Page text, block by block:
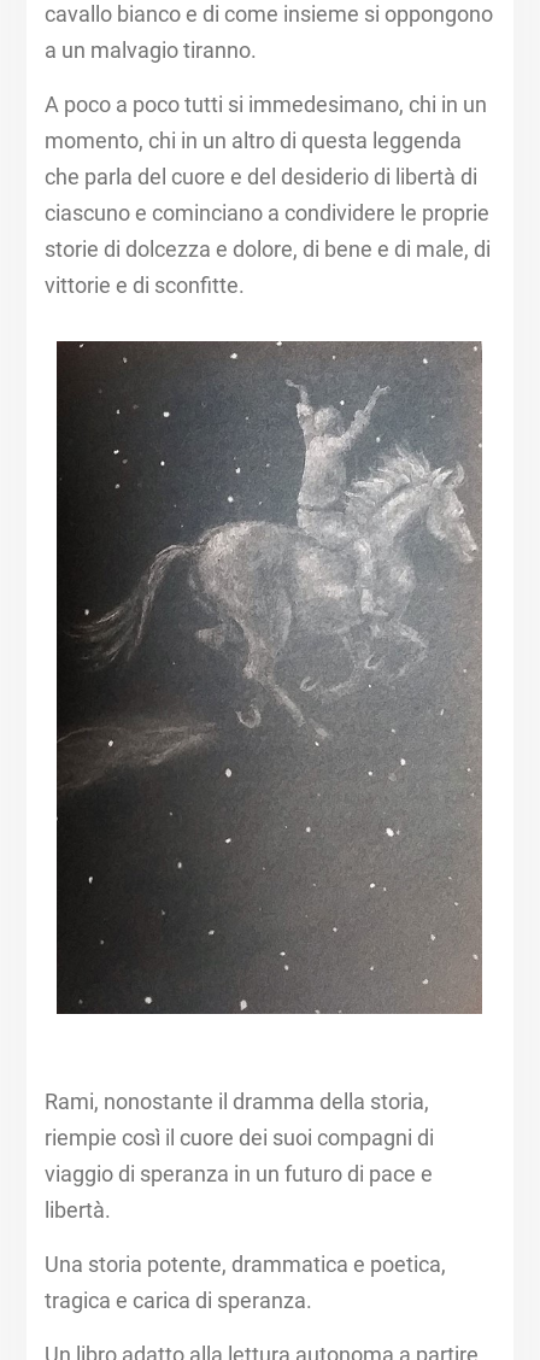
cavallo bianco e di come insieme si oppongono
a un malvagio tiranno.
A poco a poco tutti si immedesimano, chi in un
momento, chi in un altro di questa leggenda
che parla del cuore e del desiderio di libertà di
ciascuno e cominciano a condividere le proprie
storie di dolcezza e dolore, di bene e di male, di
vittorie e di sconfitte.
Rami, nonostante il dramma della storia,
riempie così il cuore dei suoi compagni di
viaggio di speranza in un futuro di pace e
libertà.
Una storia potente, drammatica e poetica,
tragica e carica di speranza.
Un libro adatto alla lettura autonoma a partire